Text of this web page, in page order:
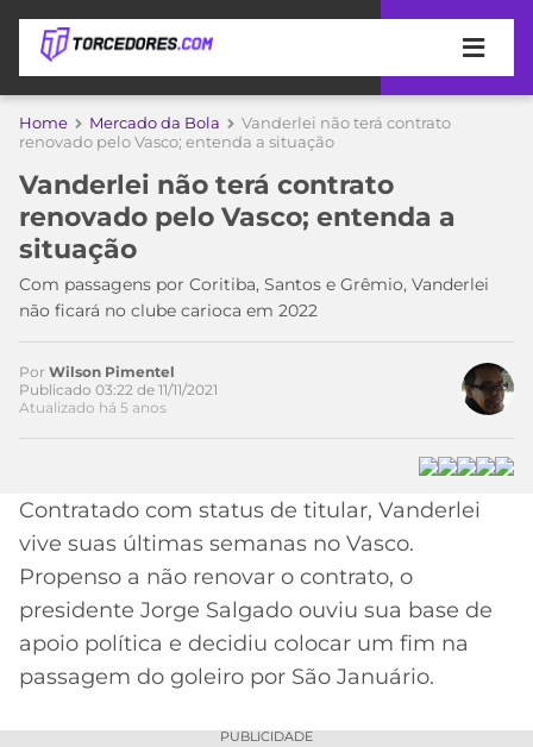
APOSTAS
DE
APOSTA
MELHORES
SITES
DE
APOSTAS
2026
BETBOOM
CÓDIGO
DE
INDICAÇÃO
BET365
COPA
DO
MUNDO
TIMES
MEU
TIME
PALMEIRAS
CORINTHIANS
SÃO
PAULO
SANTOS
CAMPEONATOS
SÉRIE
LIBERTADORES
COPA
DO
ESPORTIVA
MERCADO
DA
BOLA
PALPITES
Home Mercado da Bola
Vanderlei não terá contrato
renovado pelo Vasco; entenda a situação
Vanderlei não terá contrato
renovado pelo Vasco; entenda a
situação
Com passagens por Coritiba, Santos e Grêmio, Vanderlei
não ficará no clube carioca em 2022
Acesse o perfil do autor
no Twitter
Por Wilson Pimentel
Publicado 03:22 de 11/11/2021
Atualizado há 5 anos
Contratado com status de titular, Vanderlei
vive suas últimas semanas no Vasco.
Propenso a não renovar o contrato, o
presidente Jorge Salgado ouviu sua base de
apoio política e decidiu colocar um fim na
passagem do goleiro por São Januário.
PUBLICIDADE